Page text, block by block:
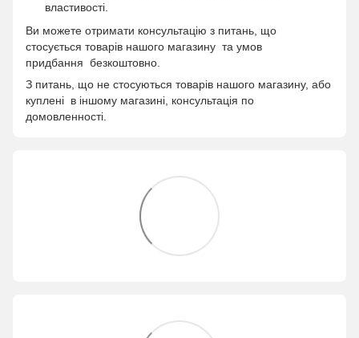
властивості.
Ви можете отримати консультацію з питань, що
стосується товарів нашого магазину та умов
придбання безкоштовно.
З питань, що не стосуються товарів нашого магазину, або
куплені в іншому магазині, консультація по
домовленності.